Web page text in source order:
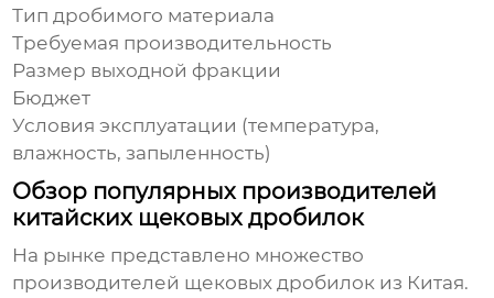
Тип дробимого материала
Требуемая производительность
Размер выходной фракции
Бюджет
Условия эксплуатации (температура,
влажность, запыленность)
Обзор популярных производителей
китайских щековых дробилок
На рынке представлено множество
производителей щековых дробилок из Китая.